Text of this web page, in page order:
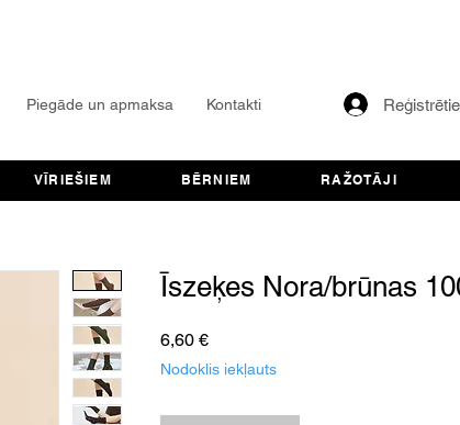
Piegāde un apmaksa Kontakti
VĪRIEŠIEM BĒRNIEM RAŽOTĀJI
Īszeķes Nora/brūnas
6,60 €Cena
Nodoklis iekļauts